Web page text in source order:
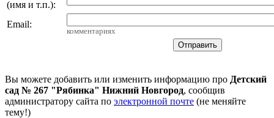
(имя и т.п.):
Email:
комментариях
Вы можете добавить или изменить информацию про Детский
сад № 267 "Рябинка" Нижний Новгород, сообщив
администратору сайта по электронной почте (не меняйте
тему!)